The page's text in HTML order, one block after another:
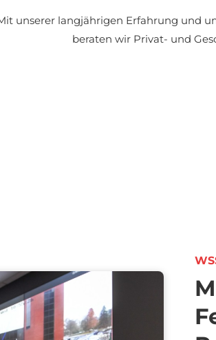
unserer langjährigen Erfahrung und
beraten wir Privat- und